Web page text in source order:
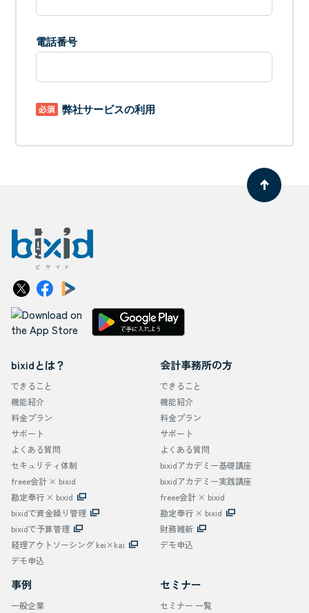
bixidとは？
できること
機能紹介
料金プラン
サポート
よくある質問
セキュリティ体制
freee会計 × bixid
勘定奉行 × bixid
bixidで資金繰り管理
bixidで予算管理
経理アウトソーシング kei×kai
デモ申込
会計事務所の方
できること
機能紹介
料金プラン
サポート
よくある質問
bixidアカデミー基礎講座
bixidアカデミー実践講座
freee会計 × bixid
勘定奉行 × bixid
財務維新
デモ申込
事例
一般企業
セミナー
セミナー 一覧